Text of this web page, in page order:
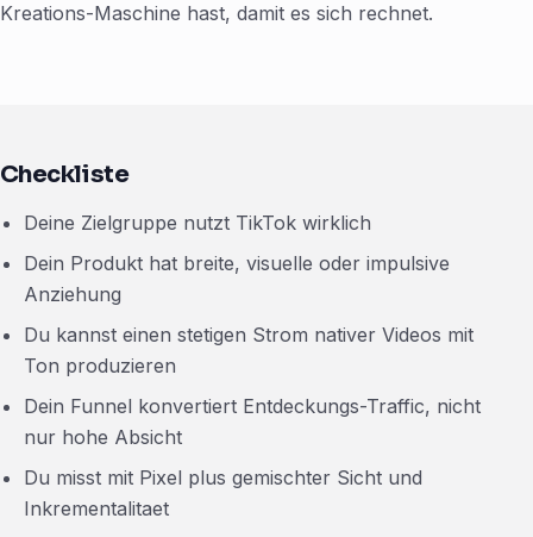
Kreations-Maschine hast, damit es sich rechnet.
Checkliste
Deine Zielgruppe nutzt TikTok wirklich
Dein Produkt hat breite, visuelle oder impulsive
Anziehung
Du kannst einen stetigen Strom nativer Videos mit
Ton produzieren
Dein Funnel konvertiert Entdeckungs-Traffic, nicht
nur hohe Absicht
Du misst mit Pixel plus gemischter Sicht und
Inkrementalitaet